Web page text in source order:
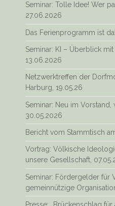
Seminar: Tolle Idee! Wer
27.06.2026
Das Ferienprogramm ist da!
Seminar: KI – Überblick mit
13.06.2026
Netzwerktreffen der
Harburg, 19.05.26
Seminar: Neu im
30.05.2026
Bericht vom Stammtisch
Vortrag: Völkische
unsere Gesellschaft,
Seminar: Fördergelder für
gemeinnützige
Presse: „Brückenschlag